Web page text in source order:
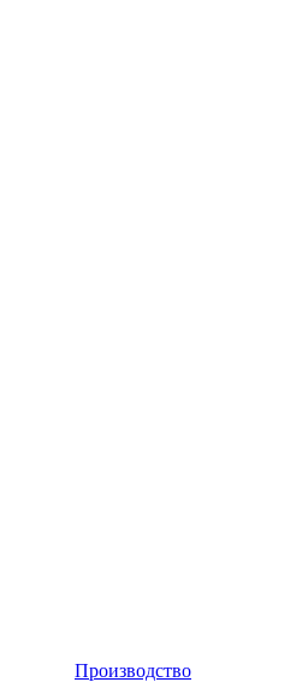
Производство